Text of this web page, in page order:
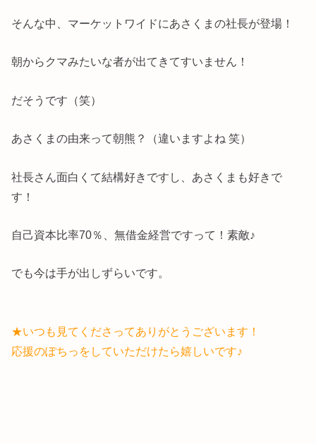
そんな中、マーケットワイドにあさくまの社長が登場！
朝からクマみたいな者が出てきてすいません！
だそうです（笑）
あさくまの由来って朝熊？（違いますよね 笑）
社長さん面白くて結構好きですし、あさくまも好きで
す！
自己資本比率70％、無借金経営ですって！素敵♪
でも今は手が出しずらいです。
★いつも見てくださってありがとうございます！
応援のぽちっをしていただけたら嬉しいです♪